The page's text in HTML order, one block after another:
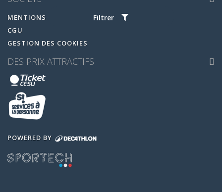
Filtrer
MENTIONS LEGALES
CGU
GESTION DES COOKIES
DES PRIX ATTRACTIFS
POWERED BY